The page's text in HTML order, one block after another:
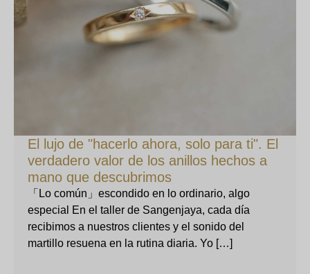
El lujo de "hacerlo ahora, solo para ti". El
verdadero valor de los anillos hechos a
mano que descubrimos
「Lo común」escondido en lo ordinario, algo
especial En el taller de Sangenjaya, cada día
recibimos a nuestros clientes y el sonido del
martillo resuena en la rutina diaria. Yo […]